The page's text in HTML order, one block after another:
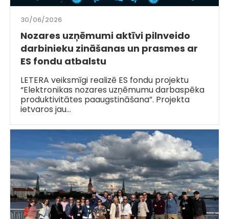
30/06/2026
Nozares uzņēmumi aktīvi pilnveido
darbinieku zināšanas un prasmes ar
ES fondu atbalstu
LETERA veiksmīgi realizē ES fondu projektu
“Elektronikas nozares uzņēmumu darbaspēka
produktivitātes paaugstināšana”. Projekta
ietvaros jau…